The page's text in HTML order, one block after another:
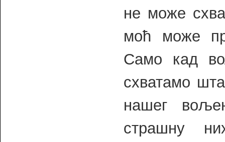
не може
моћ може
Само кад
схватамо
нашег
страшну